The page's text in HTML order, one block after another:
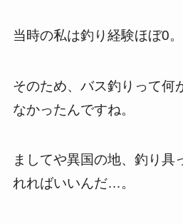
当時の私は釣り経験ほぼ0。
そのため、バス釣りって何
なかったんですね。
ましてや異国の地、釣り具
れればいいんだ…。